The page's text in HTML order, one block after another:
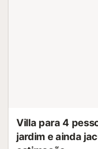
Villa para 4
jardim e ainda